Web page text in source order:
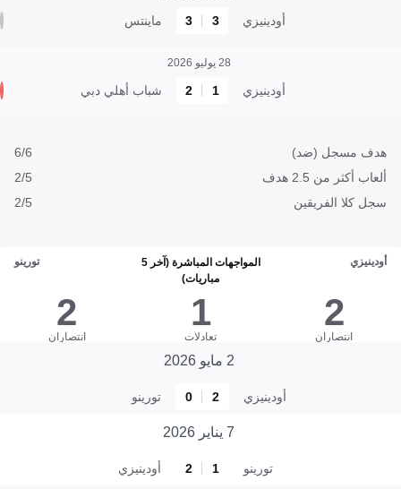
أودينيزي 3
3 ماينتس
28 يوليو 2026
أودينيزي 1
2 شباب أهلي دبي
هدف مسجل (ضد)
6/6
ألعاب أكثر من 2.5 هدف
2/5
سجل كلا الفريقين
2/5
أودينيزي
المواجهات المباشرة (آخر 5
مباريات)
تورينو
2
انتصاران
1
تعادلات
2
انتصاران
2 مايو 2026
أودينيزي 2
0 تورينو
7 يناير 2026
تورينو 1
2 أودينيزي